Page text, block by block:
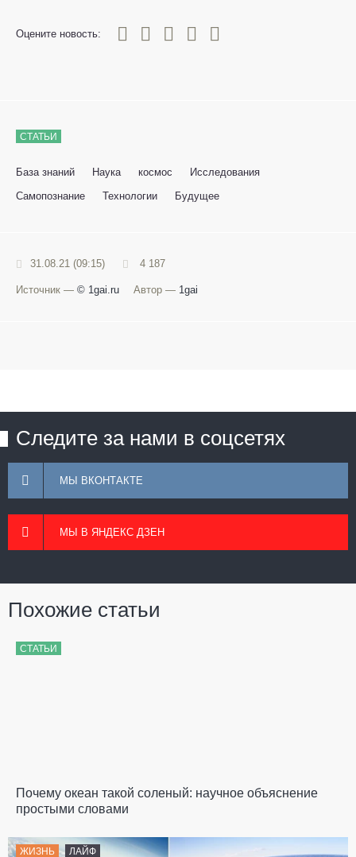
Оцените новость:
0
1 3 4 5
СТАТЬИ
База знаний Наука космос
Исследования
Самопознание
Технологии Будущее
31.08.21 (09:15) 4 187
Источник — © 1gai.ru Автор — 1gai
Следите за нами в соцсетях
МЫ ВКОНТАКТЕ
МЫ В ЯНДЕКС ДЗЕН
Похожие статьи
СТАТЬИ
Почему океан такой соленый: научное объяснение
простыми словами
ЖИЗНЬ ЛАЙФ